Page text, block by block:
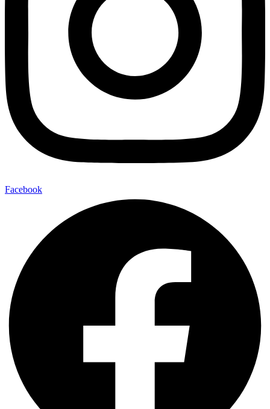
Facebook